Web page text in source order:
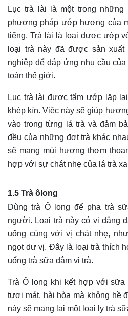
Lục trà lài là một trong
phương pháp ướp hương của
tiếng. Trà lài là loại được ướp
loại trà này đã được sản
nghiệp để đáp ứng nhu cầu
toàn thế giới.
Lục trà lài được tẩm ướp lặp
khép kín. Việc này sẽ giúp
vào trong từng lá trà và đảm
đều của những đợt trà khác
sẽ mang mùi hương thơm
hợp với sự chát nhẹ của lá trà
1.5 Trà ôlong
Dùng trà Ô long để pha trà
người. Loại trà này có vị đắng
uống cùng với vị chát nhẹ,
ngọt dư vị. Đây là loại trà thích
uống trà sữa đậm vị trà.
Trà Ô long khi kết hợp với
tươi mát, hài hòa mà không hề
này sẽ mang lại một loại ly trà